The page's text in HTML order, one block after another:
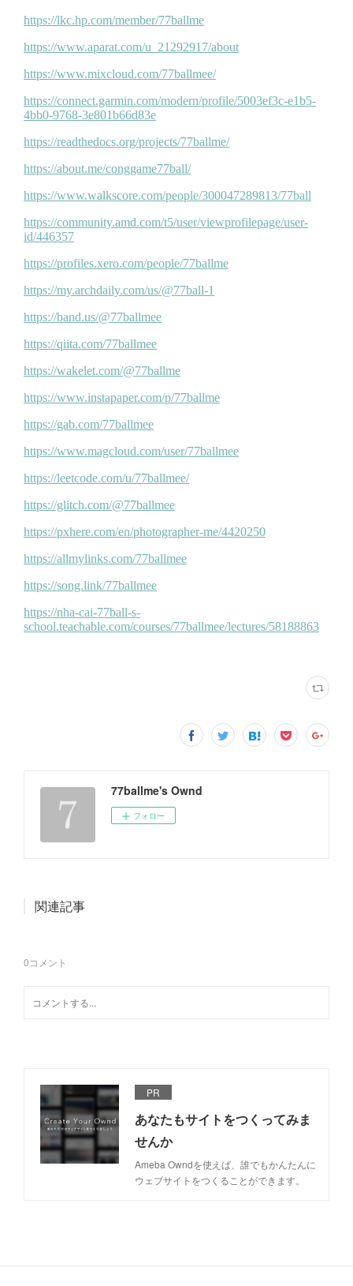
77ballme's Ownd
フォロー
関連記事
0コメント
PR
あなたもサイトをつくってみま
せんか
Ameba Owndを使えば、誰でもかんたんに
ウェブサイトをつくることができます。